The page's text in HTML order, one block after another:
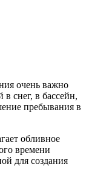
очень важно
в снег, в бассейн,
пребывания в
обливное
времени
для создания